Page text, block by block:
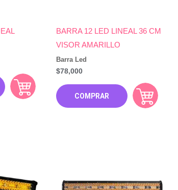
Barra Led
BARRA 12 LED LINEAL 36 CM
VISOR AMARILLO
COMPRAR
$78,000